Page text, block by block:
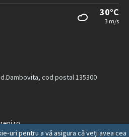
30°C
3 m/s
cod postal 135300
uri pentru a vă asigura că veți avea cea